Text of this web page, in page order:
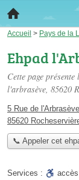
Accueil > Pays de la
Ehpad
Cette page
l'arbrasève, 85620
5 Rue de l'Arbrasève
85620
📞 Appeler cet
Services : accès